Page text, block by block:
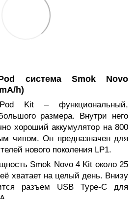
система Smok Novo
h)
Kit – функциональный,
размера. Внутри него
хороший аккумулятор на 800
чипом. Он предназначен для
нового поколения LP1.
Smok Novo 4 Kit около 25
хватает на целый день. Внизу
разъем USB Type-C для